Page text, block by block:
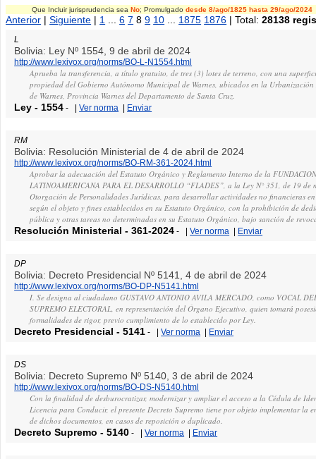
Que Incluir jurisprudencia sea No; Promulgado desde 8/ago/1825 hasta 29/ago/2024
Anterior |Siguiente | 1 ...6 7 89 10 1875 1876 | Total:28138
L
Bolivia: Ley Nº 1554, 9 de abril de 2024
http://www.lexivox.org/norms/BO-L-N1554.html
Aprueba la transferencia, a título gratuito, de tres (3) lotes de terreno, con una
propiedad del Gobierno Autónomo Municipal de Warnes, ubicados en la
de Warnes, Provincia Warnes del Departamento de Santa Cruz.
Ley - 1554 - |Ver norma | Enviar
RM
Bolivia: Resolución Ministerial de 4 de abril de 2024
http://www.lexivox.org/norms/BO-RM-361-2024.html
Aprobar la adecuación del Estatuto Orgánico y Reglamento Interno de la
LATINOAMERICANA PARA EL DESARROLLO “FLADES”, a la Ley N° 351, de 19 de
Otorgación de Personalidades Jurídicas, para desarrollar actividades no financieras
según el objeto y fines establecidos en su Estatuto Orgánico, con la prohibición de
pública y otras tareas no determinadas en su Estatuto Orgánico, bajo sanción de
Resolución Ministerial -361-2024 - |Ver norma | Enviar
DP
Bolivia: Decreto Presidencial Nº 5141, 4 de abril de 2024
http://www.lexivox.org/norms/BO-DP-N5141.html
I. Se designa al ciudadano GUSTAVO ANTONIO AVILA MERCADO, como VOCAL
SUPREMO ELECTORAL, en representación del Órgano Ejecutivo, quien tomará
formalidades de rigor, previo cumplimiento de lo establecido por Ley.
Decreto Presidencial -5141 - |Ver norma | Enviar
DS
Bolivia: Decreto Supremo Nº 5140, 3 de abril de 2024
http://www.lexivox.org/norms/BO-DS-N5140.html
Con la finalidad de desburocratizar, modernizar y ampliar el acceso a la Cédula de
Licencia para Conducir, el presente Decreto Supremo tiene por objeto implementar la
de dichos documentos, en casos de reposición o duplicado.
Decreto Supremo -5140 - |Ver norma | Enviar